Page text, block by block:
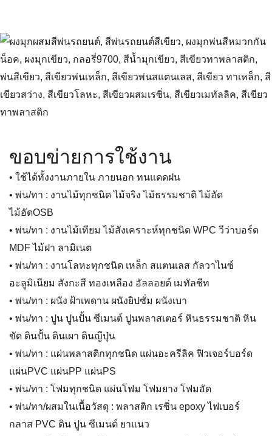
ขอบข่ายการใช้งาน
• ใช้ได้ทั้งงานภายใน ภายนอก ทนแดดฝน
• พ่น/ทา : งานไม้ทุกชนิด ไม้จริง ไม้ธรรมชาติ ไม้อัด
ไม้อัดOSB
• พ่น/ทา : งานไม้เทียม ไม้สังเคราะห์ทุกชนิด WPC วีว่าบอร์ด
MDF ไม้ฝา ลามิเนต
• พ่น/ทา : งานโลหะทุกชนิด เหล็ก สแตนเลส กัลวาไนซ์
อะลูมิเนียม สังกะสี ทองเหลือง อัลลอยด์ เมทัลชีท
• พ่น/ทา : ผนัง ฝ้าเพดาน ผนังยิปซั่ม ผนังเบา
• พ่น/ทา : ปูน ปูนปั้น ซีเมนต์ ปูนพลาสเตอร์ หินธรรมชาติ หิน
ขัด ดินปั้น ดินเผา ดินญีปุ่น
• พ่น/ทา : แผ่นพลาสติกทุกชนิด แผ่นอะครีลิค ฟิวเจอร์บอร์ด
แผ่นPVC แผ่นPP แผ่นPS
• พ่น/ทา : โฟมทุกชนิด แผ่นโฟม โฟมยาง โฟมอัด
• พ่น/ทา/ผสมในเนื้อวัสดุ : พลาสติก เรซิ่น epoxy ไฟเบอร์
กลาส PVC ดิน ปูน ซีเมนต์ ยาแนว